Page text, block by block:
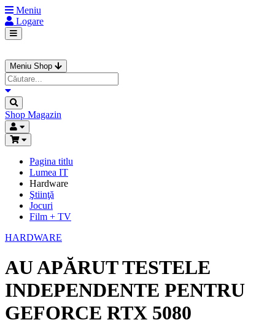
Meniu
Logare
Meniu Shop
Shop Magazin
Pagina titlu
Lumea IT
Hardware
Ştiinţă
Jocuri
Film + TV
HARDWARE
AU APĂRUT TESTELE
INDEPENDENTE PENTRU
GEFORCE RTX 5080